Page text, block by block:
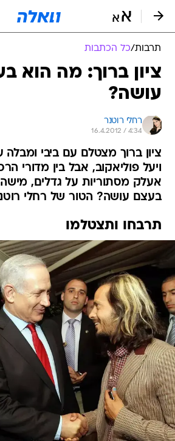
תרבות/כל הכתבות
ציון ברוך: מה הוא
עושה?
רחלי רוטנר
16.4.2012 / 4:34
ציון ברוך מצטלם עם ביבי
ויעל פוליאקוב, אבל בין מדורי
אעלק מסתוריות על גדלים,
בעצם עושה? הטור של רחלי
תרבחו ותצטלמו